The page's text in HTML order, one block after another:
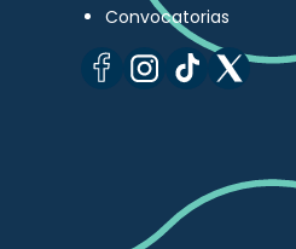
Convocatorias